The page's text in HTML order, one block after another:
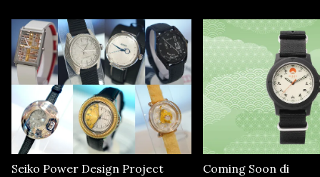
Seiko Power Design Project
Coming Soon di